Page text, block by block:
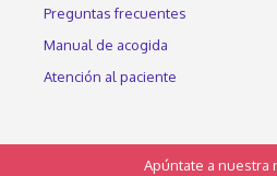
Preguntas frecuentes
Manual de acogida
Atención al paciente
Apúntate a nuestra